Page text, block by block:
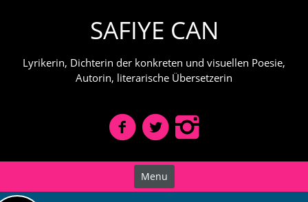
SAFIYE CAN
Lyrikerin, Dichterin der konkreten und visuellen Poesie,
Autorin, literarische Übersetzerin
Menu